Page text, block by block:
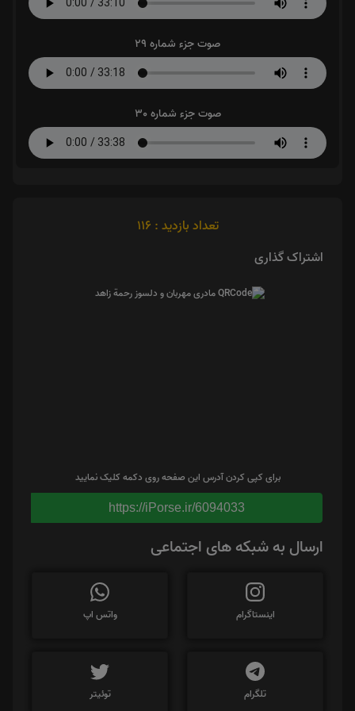
صوت جزء شماره 29
صوت جزء شماره 30
تعداد بازدید : 116
اشتراک گذاری
برای کپی کردن آدرس این صفحه روی دکمه کلیک نمایید
https://iPorse.ir/6094033
ارسال به شبکه های اجتماعی
اینستاگرام واتس اپ
تلگرام توئیتر